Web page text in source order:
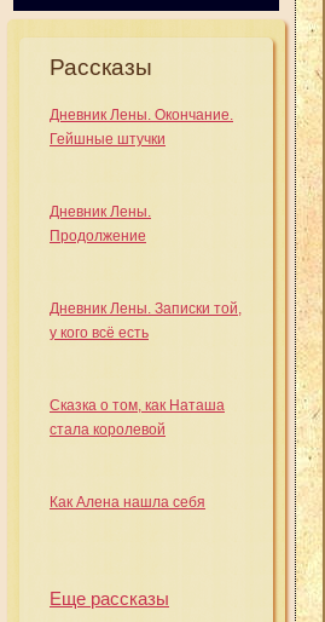
Рассказы
Дневник Лены. Окончание.
Гейшные штучки
Дневник Лены.
Продолжение
Дневник Лены. Записки той,
у кого всё есть
Сказка о том, как Наташа
стала королевой
Как Алена нашла себя
Еще рассказы